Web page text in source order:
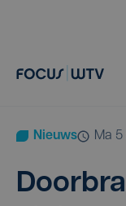
Nieuws ma